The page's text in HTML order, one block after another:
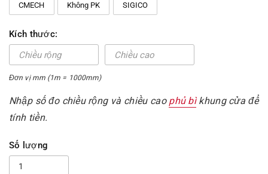
CMECH Không PK SIGICO
Kích thước:
Đơn vị mm (1m = 1000mm)
Nhập số đo chiều rộng và chiều cao phủ bìkhung cửa để
tính tiền.
Số lượng